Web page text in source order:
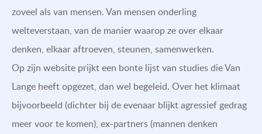
zoveel als van mensen. Van mensen onderling
welteverstaan, van de manier waarop ze over elkaar
denken, elkaar aftroeven, steunen, samenwerken.
Op zijn website prijkt een bonte lijst van studies die Van
Lange heeft opgezet, dan wel begeleid. Over het klimaat
bijvoorbeeld (dichter bij de evenaar blijkt agressief gedrag
meer voor te komen), ex-partners (mannen denken